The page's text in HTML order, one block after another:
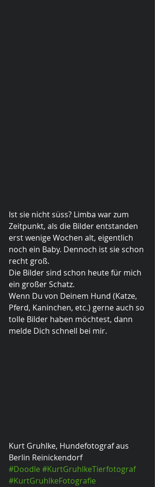
Ist sie nicht süss? Limba war zum
Zeitpunkt, als die Bilder entstanden
erst wenige Wochen alt, eigentlich
noch ein Baby. Dennoch ist sie schon
recht groß.
Die Bilder sind schon heute für mich
ein großer Schatz.
Wenn Du von Deinem Hund (Katze,
Pferd, Kaninchen, etc.) gerne auch so
tolle Bilder haben möchtest, dann
melde Dich schnell bei mir.
Kurt Gruhlke, Hundefotograf aus
Berlin Reinickendorf
#Doodle #KurtGruhlkeTierfotograf
#KurtGruhlkeFotografie